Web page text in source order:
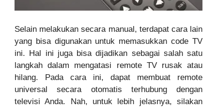
Selain melakukan secara manual, terdapat cara lain
yang bisa digunakan untuk memasukkan code TV
ini. Hal ini juga bisa dijadikan sebagai salah satu
langkah dalam mengatasi remote TV rusak atau
hilang. Pada cara ini, dapat membuat remote
universal secara otomatis terhubung dengan
televisi Anda. Nah, untuk lebih jelasnya, silakan